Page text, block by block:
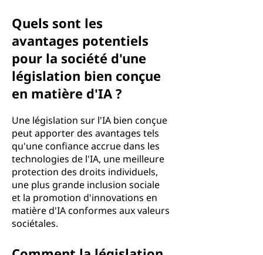
Quels sont les
avantages potentiels
pour la société d'une
législation bien conçue
en matière d'IA ?
Une législation sur l'IA bien conçue
peut apporter des avantages tels
qu'une confiance accrue dans les
technologies de l'IA, une meilleure
protection des droits individuels,
une plus grande inclusion sociale
et la promotion d'innovations en
matière d'IA conformes aux valeurs
sociétales.